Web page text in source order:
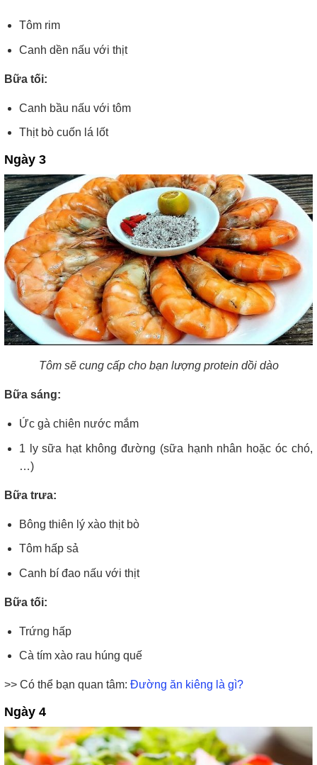
Tôm rim
Canh dền nấu với thịt
Bữa tối:
Canh bầu nấu với tôm
Thịt bò cuốn lá lốt
Ngày 3
Tôm sẽ cung cấp cho bạn lượng protein dồi dào
Bữa sáng:
Ức gà chiên nước mắm
1 ly sữa hạt không đường (sữa hạnh nhân hoặc óc chó,
…)
Bữa trưa:
Bông thiên lý xào thịt bò
Tôm hấp sả
Canh bí đao nấu với thịt
Bữa tối:
Trứng hấp
Cà tím xào rau húng quế
>> Có thể bạn quan tâm: Đường ăn kiêng là gì?
Ngày 4